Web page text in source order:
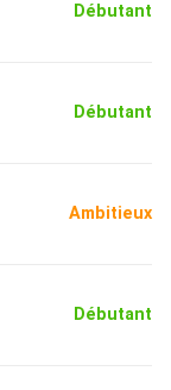
Débutant
Débutant
Ambitieux
Débutant